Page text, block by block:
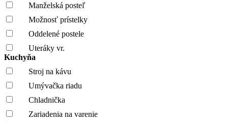
Manželská posteľ
Možnosť prístelky
Oddelené postele
Uteráky vr.
Kuchyňa
Stroj na kávu
Umývačka riadu
Chladnička
Zariadenia na varenie